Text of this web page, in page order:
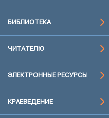
БИБЛИОТЕКА
ЧИТАТЕЛЮ
ЭЛЕКТРОННЫЕ РЕСУРСЫ
КРАЕВЕДЕНИЕ